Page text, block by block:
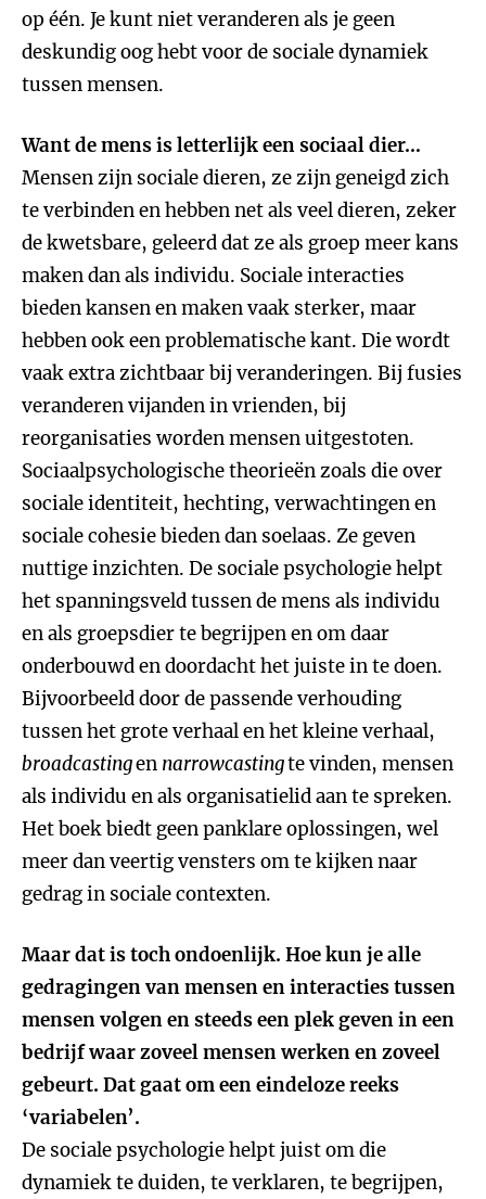
op één. Je kunt niet veranderen als je geen
deskundig oog hebt voor de sociale dynamiek
tussen mensen.
Want de mens is letterlijk een sociaal dier…
Mensen zijn sociale dieren, ze zijn geneigd zich
te verbinden en hebben net als veel dieren, zeker
de kwetsbare, geleerd dat ze als groep meer kans
maken dan als individu. Sociale interacties
bieden kansen en maken vaak sterker, maar
hebben ook een problematische kant. Die wordt
vaak extra zichtbaar bij veranderingen. Bij fusies
veranderen vijanden in vrienden, bij
reorganisaties worden mensen uitgestoten.
Sociaalpsychologische theorieën zoals die over
sociale identiteit, hechting, verwachtingen en
sociale cohesie bieden dan soelaas. Ze geven
nuttige inzichten. De sociale psychologie helpt
het spanningsveld tussen de mens als individu
en als groepsdier te begrijpen en om daar
onderbouwd en doordacht het juiste in te doen.
Bijvoorbeeld door de passende verhouding
tussen het grote verhaal en het kleine verhaal,
broadcastingen narrowcastingte vinden, mensen
als individu en als organisatielid aan te spreken.
Het boek biedt geen panklare oplossingen, wel
meer dan veertig vensters om te kijken naar
gedrag in sociale contexten.
Maar dat is toch ondoenlijk. Hoe kun je alle
gedragingen van mensen en interacties tussen
mensen volgen en steeds een plek geven in een
bedrijf waar zoveel mensen werken en zoveel
gebeurt. Dat gaat om een eindeloze reeks
‘variabelen’.
De sociale psychologie helpt juist om die
dynamiek te duiden, te verklaren, te begrijpen,